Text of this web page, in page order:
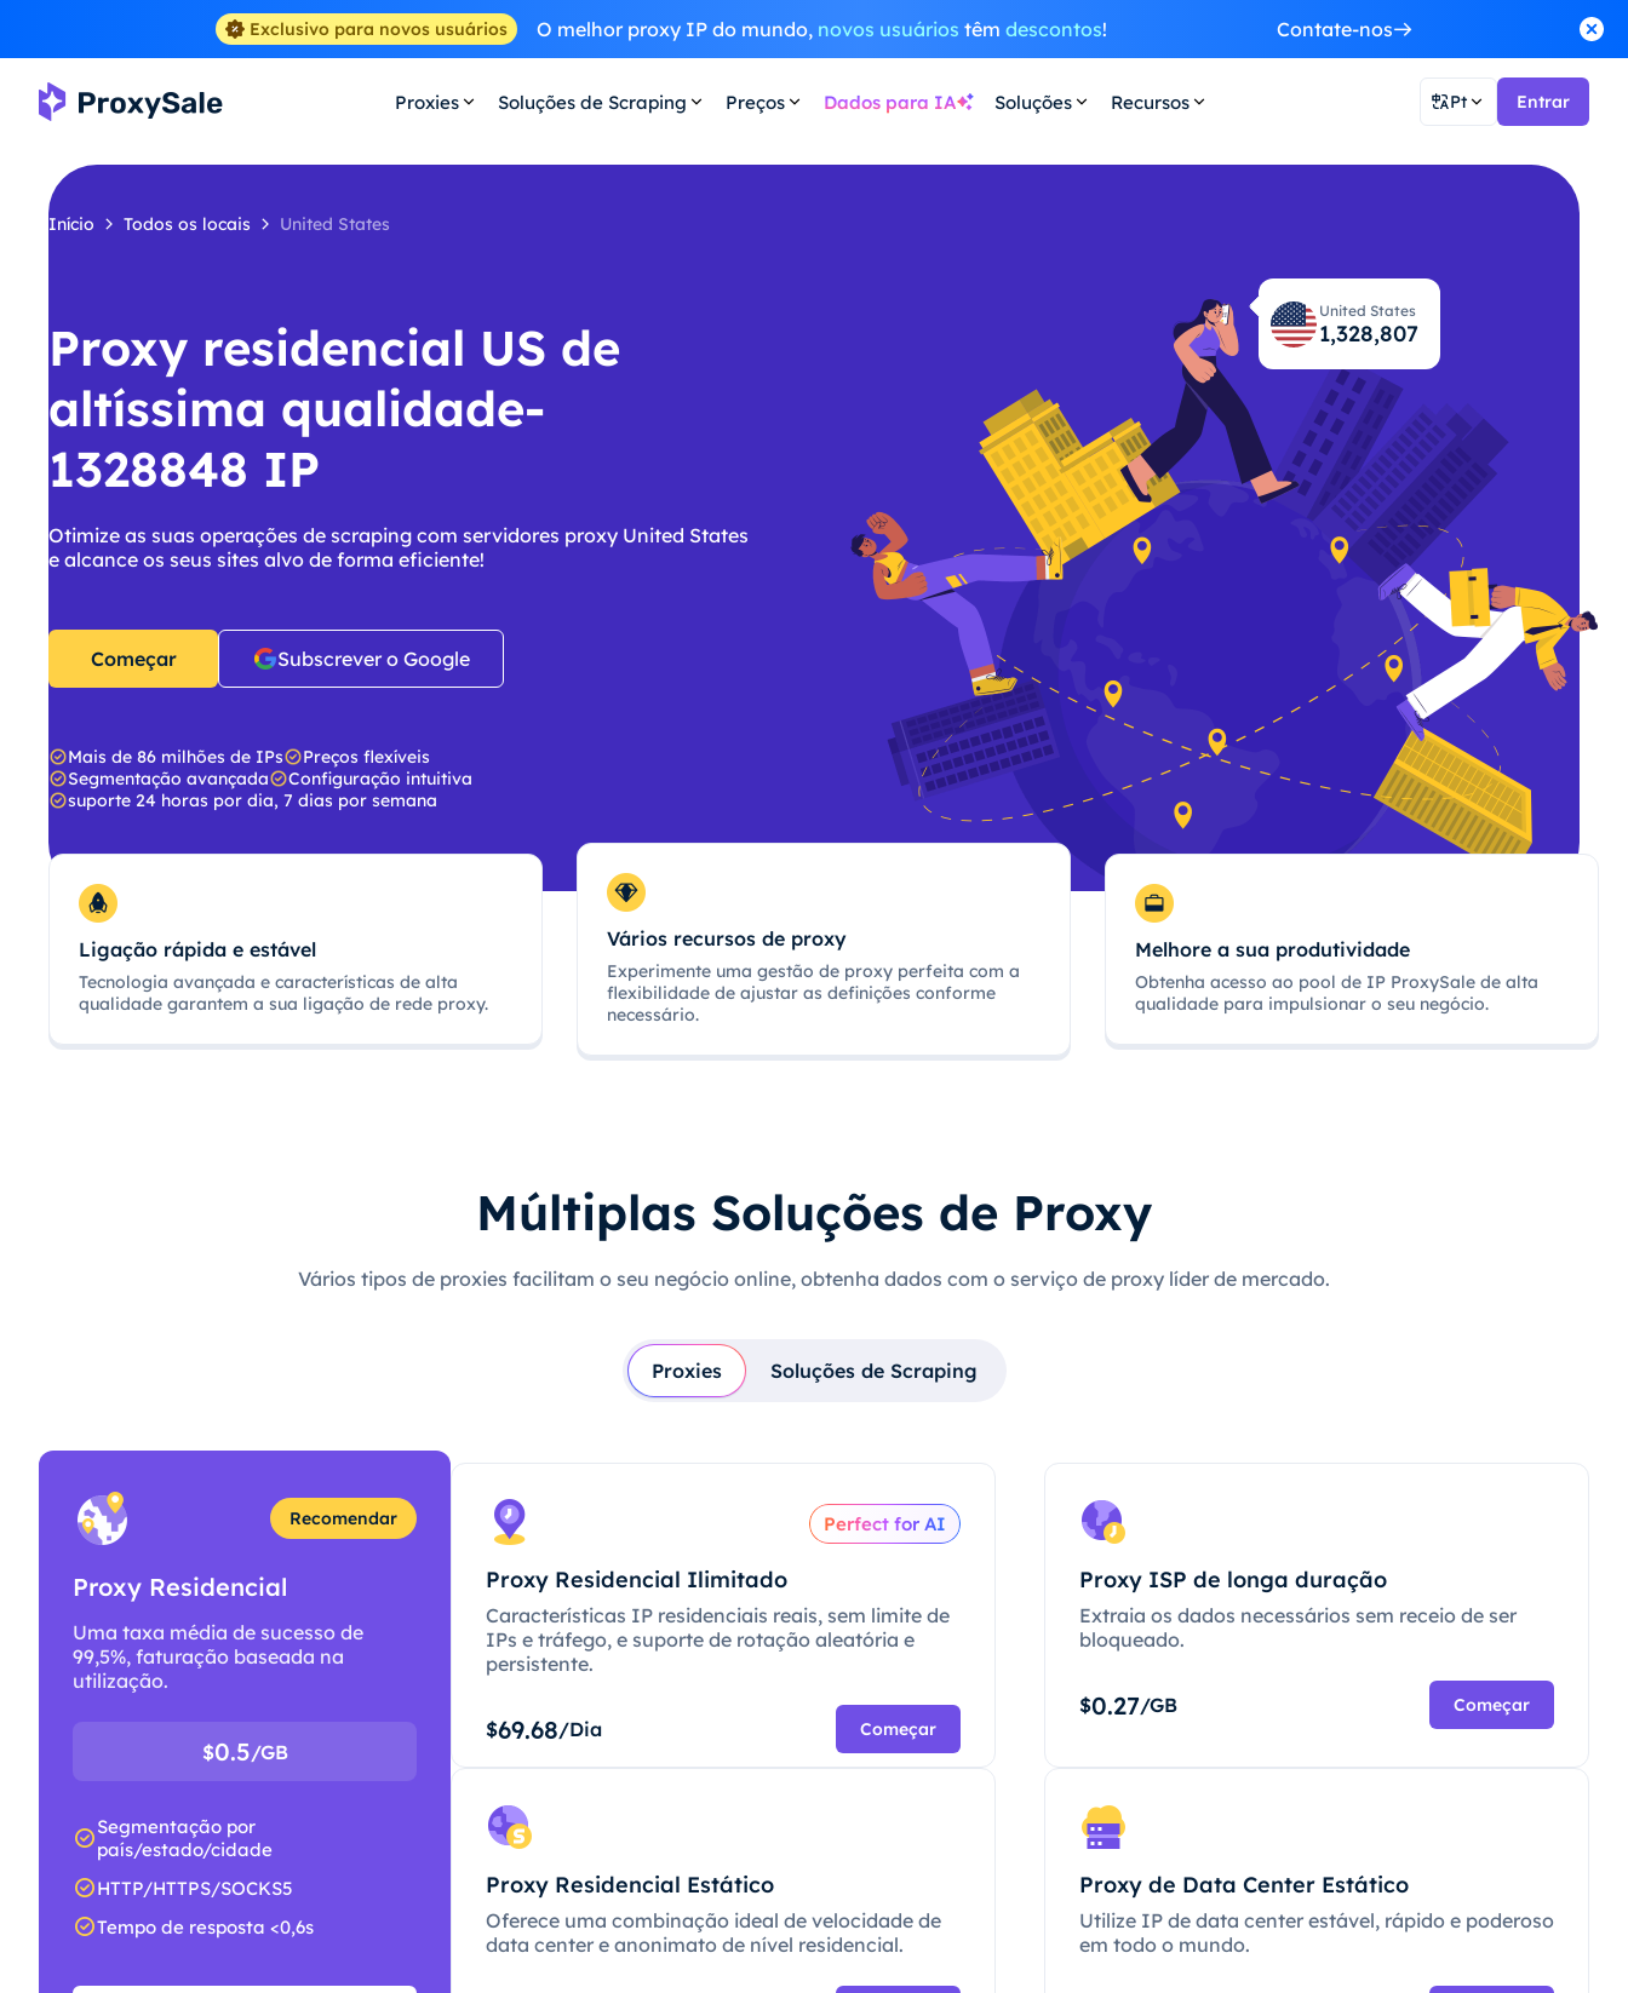
Exclusivo para novos usuários O melhor proxy IP do mundo, novos usuários têm descontos! Contate-nos
Proxies Soluções de Scraping Preços Dados para IA Soluções Recursos Pt Entrar
Início Todos os locais United States
Proxy residencial US de
altíssima qualidade-
1328848 IP
Otimize as suas operações de scraping com servidores proxy United States
e alcance os seus sites alvo de forma eficiente!
Começar Subscrever o Google
Mais de 86 milhões de IPs
Preços flexíveis
Segmentação avançada
Configuração intuitiva
suporte 24 horas por dia, 7 dias por semana
United States
1,328,848
Ligação rápida e estável
Tecnologia avançada e características de alta
qualidade garantem a sua ligação de rede proxy.
Vários recursos de proxy
Experimente uma gestão de proxy perfeita com a
flexibilidade de ajustar as definições conforme
necessário.
Melhore a sua produtividade
Obtenha acesso ao pool de IP ProxySale de alta
qualidade para impulsionar o seu negócio.
Múltiplas Soluções de Proxy
Vários tipos de proxies facilitam o seu negócio online, obtenha dados com o serviço de proxy líder de mercado.
Proxies Soluções de Scraping
Recomendar
Proxy Residencial
Uma taxa média de sucesso de
99,5%, faturação baseada na
utilização.
$0.5/GB
Segmentação por
país/estado/cidade
HTTP/HTTPS/SOCKS5
Tempo de resposta <0,6s
Perfect for AI
Proxy Residencial Ilimitado
Características IP residenciais reais, sem limite de
IPs e tráfego, e suporte de rotação aleatória e
persistente.
$69.68/Dia Começar
Proxy ISP de longa duração
Extraia os dados necessários sem receio de ser
bloqueado.
$0.27/GB Começar
Proxy Residencial Estático
Oferece uma combinação ideal de velocidade de
data center e anonimato de nível residencial.
Proxy de Data Center Estático
Utilize IP de data center estável, rápido e poderoso
em todo o mundo.